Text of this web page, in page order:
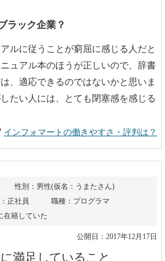
ラック企業？
ルに従うことが窮屈に感じる人だと
ュアル本のほうが正しいので、辞書
、適応できるのではないかと思いま
たい人には、とても閉塞感を感じる
インフォマートの働きやすさ・評判は？
性別：男性(仮名：うまたさん)
正社員
職種：プログラマ
在籍していた
公開日：2017年12月17日
満足していること